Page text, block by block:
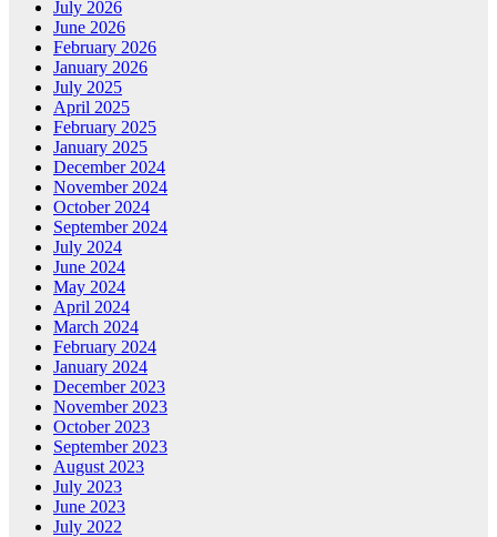
July 2026
June 2026
February 2026
January 2026
July 2025
April 2025
February 2025
January 2025
December 2024
November 2024
October 2024
September 2024
July 2024
June 2024
May 2024
April 2024
March 2024
February 2024
January 2024
December 2023
November 2023
October 2023
September 2023
August 2023
July 2023
June 2023
July 2022